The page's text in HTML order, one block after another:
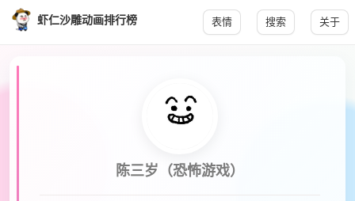
虾仁沙雕动画排行榜 表情 搜索 关于
陈三岁（恐怖游戏）